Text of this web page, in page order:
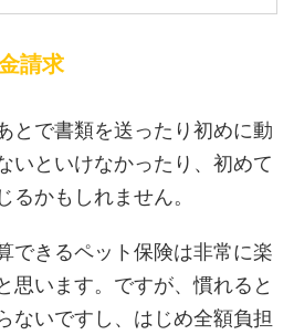
請求
とで書類を送ったり初めに動
いといけなかったり、初めて
るかもしれません。
できるペット保険は非常に楽
思います。ですが、慣れると
ないですし、はじめ全額負担